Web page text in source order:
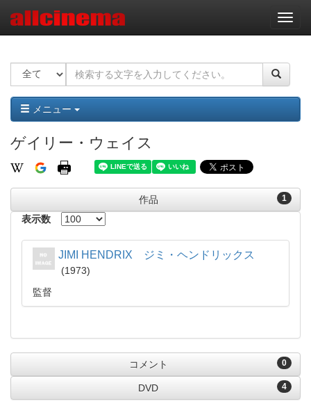
ナ
ビ
ー
ョ
ン
メニュー
ゲイリー・ウェイス
1
作品
表示数
JIMI HENDRIX ジミ・ヘンドリックス
1973
監督
0
コメント
4
DVD